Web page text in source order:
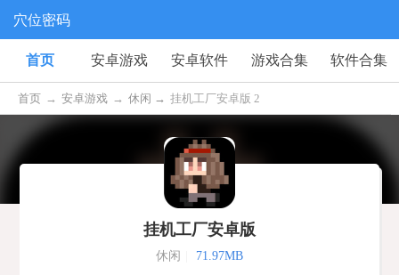
穴位密码
首页 安卓游戏 安卓软件 游戏合集 软件合集
首页 → 安卓游戏 → 休闲 → 挂机工厂安卓版 2
挂机工厂安卓版
休闲 71.97MB